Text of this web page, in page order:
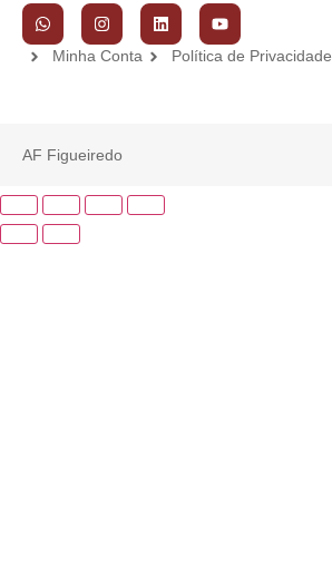
Minha Conta Política de Privacidade
AF Figueiredo